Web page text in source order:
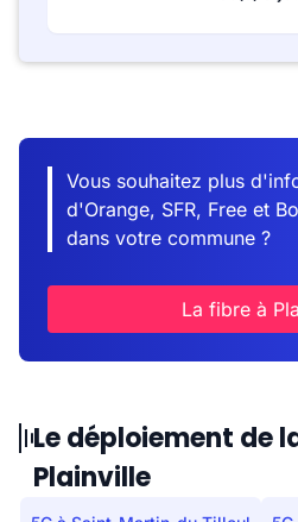
Vous souhaitez plus
d'Orange, SFR, Free et
dans votre commune ?
La fibre à
Le déploiement de
Plainville